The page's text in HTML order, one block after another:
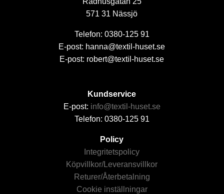
571 31 Nässjö
Telefon: 0380-125 91
E-post: hanna@textil-huset.se
E-post: robert@textil-huset.se
Kundservice
E-post: info@textil-huset.se
Telefon: 0380-125 91
Policy
Integritetspolicy
Köpvillkor/Leveransvillkor
Returer/Återbetalning
Cookie inställningar